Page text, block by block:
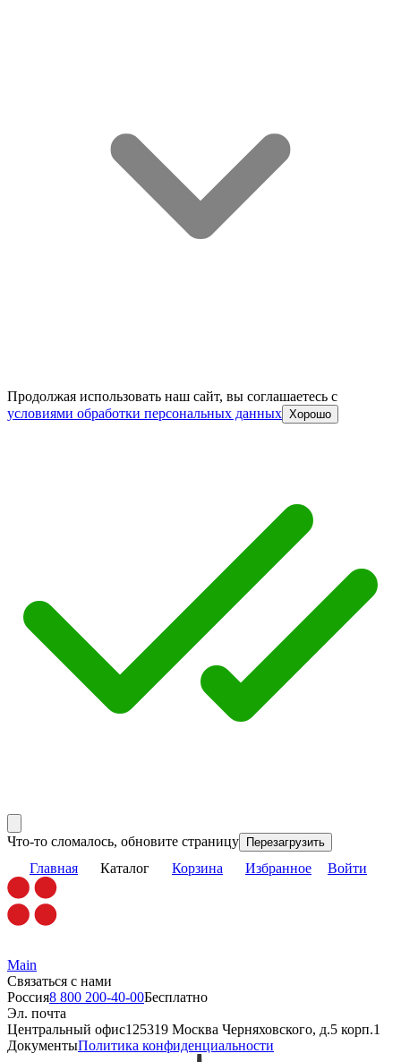
Продолжая использовать наш сайт, вы соглашаетесь c
условиями обработки персональных данных Хорошо
Что-то сломалось, обновите страницу Перезагрузить
Главная Каталог Корзина Избранное Войти
Main
Связаться с нами
Россия8 800 200-40-00Бесплатно
Эл. почта
Центральный офис125319 Москва Черняховского, д.5 корп.1
ДокументыПолитика конфиденциальности